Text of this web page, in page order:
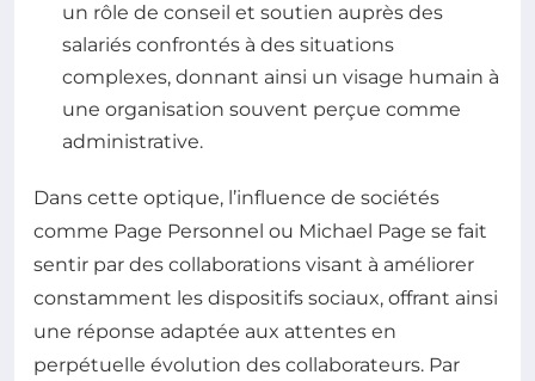
un rôle de conseil et soutien auprès des
salariés confrontés à des situations
complexes, donnant ainsi un visage humain à
une organisation souvent perçue comme
administrative.
Dans cette optique, l’influence de sociétés
comme Page Personnel ou Michael Page se fait
sentir par des collaborations visant à améliorer
constamment les dispositifs sociaux, offrant ainsi
une réponse adaptée aux attentes en
perpétuelle évolution des collaborateurs. Par